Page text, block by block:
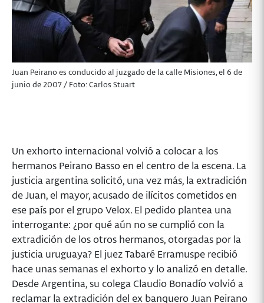
Juan Peirano es conducido al juzgado de la calle Misiones, el 6 de
junio de 2007 / Foto: Carlos Stuart
Un exhorto internacional volvió a colocar a los
hermanos Peirano Basso en el centro de la escena. La
justicia argentina solicitó, una vez más, la extradición
de Juan, el mayor, acusado de ilícitos cometidos en
ese país por el grupo Velox. El pedido plantea una
interrogante: ¿por qué aún no se cumplió con la
extradición de los otros hermanos, otorgadas por la
justicia uruguaya? El juez Tabaré Erramuspe recibió
hace unas semanas el exhorto y lo analizó en detalle.
Desde Argentina, su colega Claudio Bonadío volvió a
reclamar la extradición del ex banquero Juan Peirano